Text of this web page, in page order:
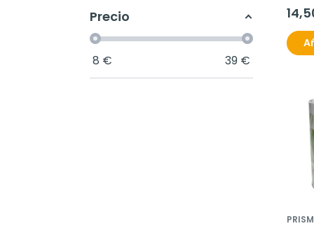
Precio
8 € 39 €